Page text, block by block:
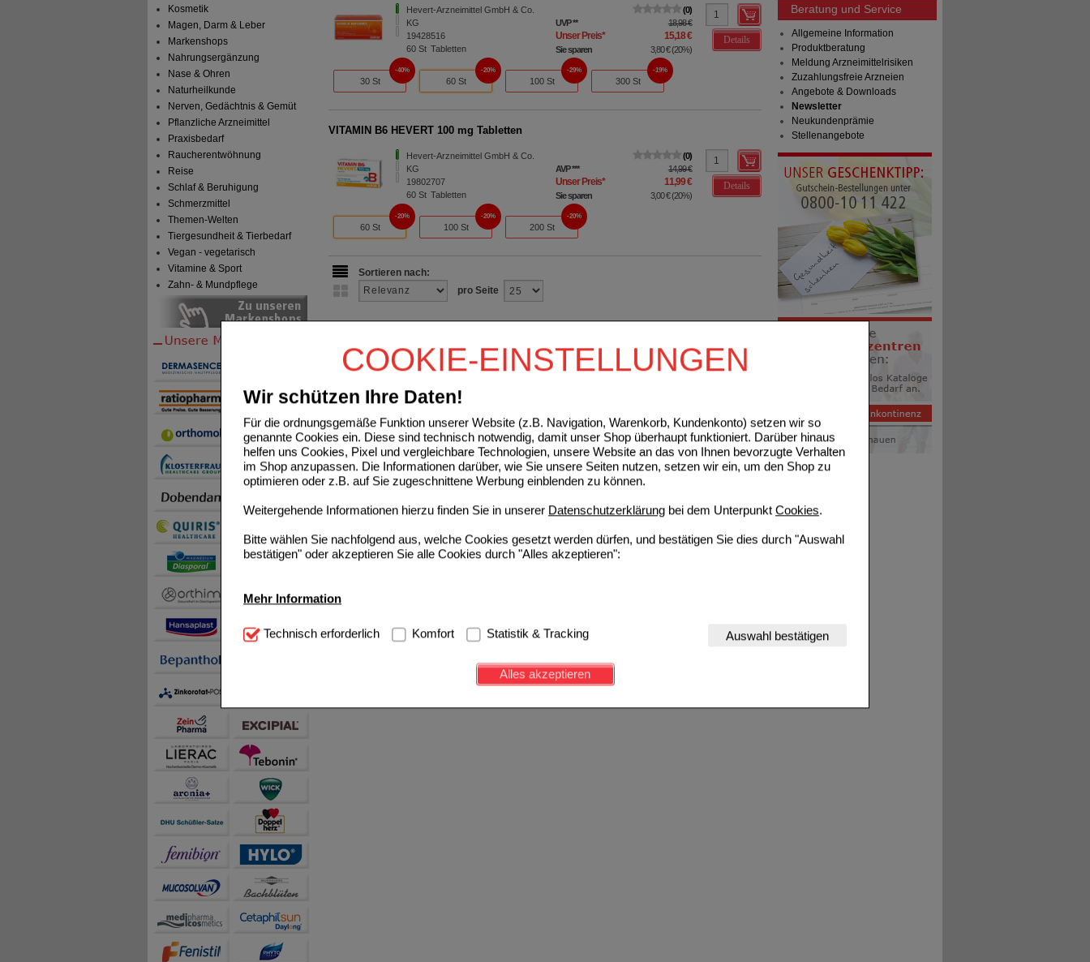
COOKIE-EINSTELLUNGEN
Wir schützen Ihre Daten!
Für die ordnungsgemäße Funktion unserer Website (z.B. Navigation, Warenkorb, Kundenkonto) setzen wir so
genannte Cookies ein. Diese sind technisch notwendig, damit unser Shop überhaupt funktioniert. Darüber hinaus
helfen uns Cookies, Pixel und vergleichbare Technologien, unsere Website an das von Ihnen bevorzugte Verhalten
im Shop anzupassen. Die Informationen darüber, wie Sie unsere Seiten nutzen, setzen wir ein, um den Shop zu
optimieren oder z.B. auf Sie zugeschnittene Werbung einblenden zu können.
Weitergehende Informationen hierzu finden Sie in unserer Datenschutzerklärung bei dem Unterpunkt Cookies.
Bitte wählen Sie nachfolgend aus, welche Cookies gesetzt werden dürfen, und bestätigen Sie dies durch "Auswahl
bestätigen" oder akzeptieren Sie alle Cookies durch "Alles akzeptieren":
Mehr Information
Technisch Notwendig: Hierbei handelt es sich um Cookies, die für die Grundfunktionen unserer Website
notwendig sind (z.B. Navigation, Warenkorb, Kundenkonto), weshalb auf diese nicht verzichtet werden kann.
Diese Cookies werden genutzt um das Einkaufserlebnis noch ansprechender zu gestalten,
beispielsweise für die Wiedererkennung des Besuchers oder unsere Seite an bevorzugte Verhaltensweisen (z.B.
Statistik & Tracking:
sammeln, mit deren Hilfe wir unsere Website weiter für Sie optimieren können, den Inhalt auf unserer Website aber
teilweise an Dritte wie z.B. Google oder soziale Medien übertragen werden.
Technisch erforderlich Komfort Statistik & Tracking Auswahl bestätigen
Alles akzeptieren
Kosmetik
Magen, Darm & Leber
Markenshops
Nahrungsergänzung
Nase & Ohren
Naturheilkunde
Nerven, Gedächtnis & Gemüt
Pflanzliche Arzneimittel
Praxisbedarf
Raucherentwöhnung
Reise
Schlaf & Beruhigung
Schmerzmittel
Themen-Welten
Tiergesundheit & Tierbedarf
Vegan - vegetarisch
Vitamine & Sport
Zahn- & Mundpflege
Hevert-Arzneimittel GmbH & Co.
KG
19428516
60St Tabletten
0
UVP** 18,98 €
Unser Preis* 15,18 €
Sie sparen 3,80 €(20%)
Details
30 St
40%
60 St
20%
100 St
29%
300 St
19%
VITAMIN B6 HEVERT 100 mg Tabletten
Hevert-Arzneimittel GmbH & Co.
KG
19802707
60St Tabletten
0
AVP*** 14,99 €
Unser Preis* 11,99 €
Sie sparen 3,00 €(20%)
Details
60 St
20%
100 St
20%
200 St
20%
Sortieren nach:
pro Seite
Beratung und Service
Allgemeine Information
Produktberatung
Meldung Arzneimittelrisiken
Zuzahlungsfreie Arzneien
Angebote & Downloads
Newsletter
Neukundenprämie
Stellenangebote